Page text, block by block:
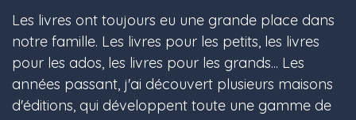
Les livres ont toujours eu une grande place dans
notre famille. Les livres pour les petits, les livres
pour les ados, les livres pour les grands... Les
années passant, j'ai découvert plusieurs maisons
d'éditions, qui développent toute une gamme de